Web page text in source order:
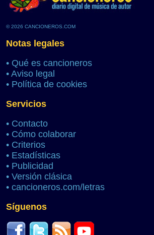
© 2026 CANCIONEROS.COM
Notas legales
• Qué es cancioneros
• Aviso legal
• Política de cookies
Servicios
• Contacto
• Cómo colaborar
• Criterios
• Estadísticas
• Publicidad
• Versión clásica
• cancioneros.com/letras
Síguenos